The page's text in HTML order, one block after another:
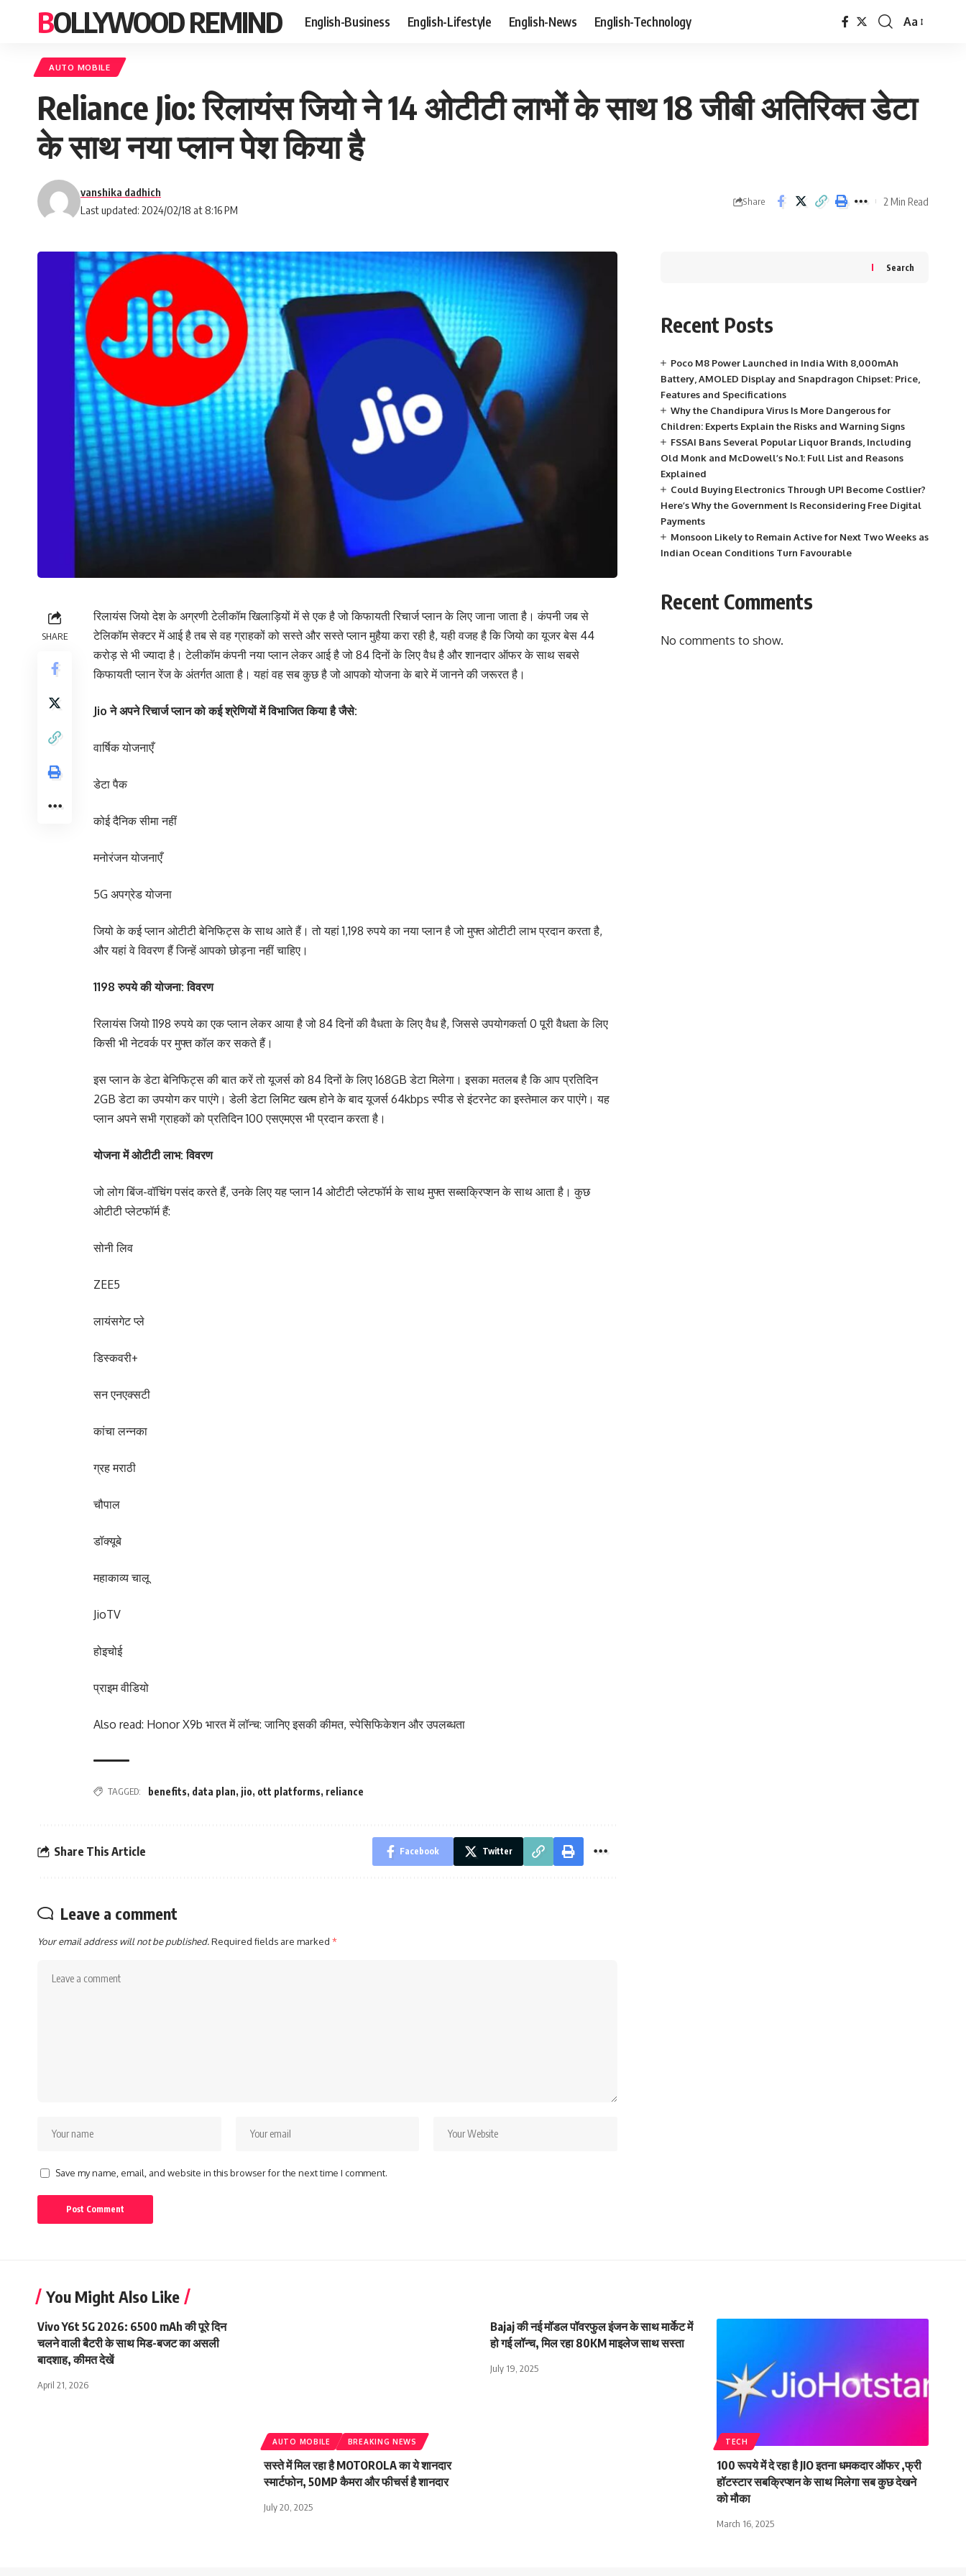
BOLLYWOOD REMIND English-Business English-Lifestyle English-News English-Technology
Font
Aa
AUTO MOBILE
Reliance Jio: रिलायंस जियो ने 14 ओटीटी लाभों के साथ 18 जीबी अतिरिक्त डेटा
के साथ नया प्लान पेश किया है
Last updated: 2024/02/18 at 8:16 PM
vanshika dadhich
Share 2 Min Read
SHARE
रिलायंस जियो देश के अग्रणी टेलीकॉम खिलाड़ियों में से एक है जो किफायती रिचार्ज प्लान के लिए जाना जाता है। कंपनी जब से
टेलिकॉम सेक्टर में आई है तब से वह ग्राहकों को सस्ते और सस्ते प्लान मुहैया करा रही है, यही वजह है कि जियो का यूजर बेस 44
करोड़ से भी ज्यादा है। टेलीकॉम कंपनी नया प्लान लेकर आई है जो 84 दिनों के लिए वैध है और शानदार ऑफर के साथ सबसे
किफायती प्लान रेंज के अंतर्गत आता है। यहां वह सब कुछ है जो आपको योजना के बारे में जानने की जरूरत है।
Jio ने अपने रिचार्ज प्लान को कई श्रेणियों में विभाजित किया है जैसे:
वार्षिक योजनाएँ
डेटा पैक
कोई दैनिक सीमा नहीं
मनोरंजन योजनाएँ
5G अपग्रेड योजना
जियो के कई प्लान ओटीटी बेनिफिट्स के साथ आते हैं। तो यहां 1,198 रुपये का नया प्लान है जो मुफ्त ओटीटी लाभ प्रदान करता है,
और यहां वे विवरण हैं जिन्हें आपको छोड़ना नहीं चाहिए।
1198 रुपये की योजना: विवरण
रिलायंस जियो 1198 रुपये का एक प्लान लेकर आया है जो 84 दिनों की वैधता के लिए वैध है, जिससे उपयोगकर्ता 0 पूरी वैधता के लिए
किसी भी नेटवर्क पर मुफ्त कॉल कर सकते हैं।
इस प्लान के डेटा बेनिफिट्स की बात करें तो यूजर्स को 84 दिनों के लिए 168GB डेटा मिलेगा। इसका मतलब है कि आप प्रतिदिन
2GB डेटा का उपयोग कर पाएंगे। डेली डेटा लिमिट खत्म होने के बाद यूजर्स 64kbps स्पीड से इंटरनेट का इस्तेमाल कर पाएंगे। यह
प्लान अपने सभी ग्राहकों को प्रतिदिन 100 एसएमएस भी प्रदान करता है।
योजना में ओटीटी लाभ: विवरण
जो लोग बिंज-वॉचिंग पसंद करते हैं, उनके लिए यह प्लान 14 ओटीटी प्लेटफॉर्म के साथ मुफ्त सब्सक्रिप्शन के साथ आता है। कुछ
ओटीटी प्लेटफॉर्म हैं:
सोनी लिव
ZEE5
लायंसगेट प्ले
डिस्कवरी+
सन एनएक्सटी
कांचा लन्नका
ग्रह मराठी
चौपाल
डॉक्यूबे
महाकाव्य चालू
JioTV
होइचोई
प्राइम वीडियो
Also read: Honor X9b भारत में लॉन्च: जानिए इसकी कीमत, स्पेसिफिकेशन और उपलब्धता
TAGGED: benefits, data plan, jio, ott platforms, reliance
Share This Article Facebook Twitter
Leave a comment
Your email address will not be published.Required fields are marked *
Save my name, email, and website in this browser for the next time I comment.
Search
Recent Posts
Poco M8 Power Launched in India With 8,000mAh
Battery, AMOLED Display and Snapdragon Chipset: Price,
Features and Specifications
Why the Chandipura Virus Is More Dangerous for
Children: Experts Explain the Risks and Warning Signs
FSSAI Bans Several Popular Liquor Brands, Including
Old Monk and McDowell’s No.1: Full List and Reasons
Explained
Could Buying Electronics Through UPI Become Costlier?
Here’s Why the Government Is Reconsidering Free Digital
Payments
Monsoon Likely to Remain Active for Next Two Weeks as
Indian Ocean Conditions Turn Favourable
Recent Comments
No comments to show.
You Might Also Like
Vivo Y6t 5G 2026: 6500 mAh की पूरे दिन
चलने वाली बैटरी के साथ मिड-बजट का असली
बादशाह, कीमत देखें
April 21, 2026
AUTO MOBILE BREAKING NEWS
सस्ते में मिल रहा है MOTOROLA का ये शानदार
स्मार्टफोन, 50MP कैमरा और फीचर्स है शानदार
July 20, 2025
Bajaj की नई मॉडल पॉवरफुल इंजन के साथ मार्केट में
हो गई लॉन्च, मिल रहा 80KM माइलेज साथ सस्ता
July 19, 2025
TECH
100 रूपये में दे रहा है JIO इतना धमकदार ऑफर ,फ्री
हॉटस्टार सबक्रिप्शन के साथ मिलेगा सब कुछ देखने
को मौका
March 16, 2025